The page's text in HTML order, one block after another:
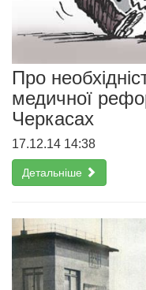
Про
медичної
Черкасах
17.12.14 14:38
Детальніше